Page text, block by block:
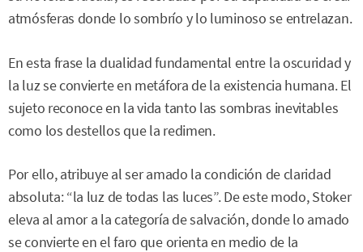
atmósferas donde lo sombrío y lo luminoso se entrelazan.
En esta frase la dualidad fundamental entre la oscuridad y
la luz se convierte en metáfora de la existencia humana. El
sujeto reconoce en la vida tanto las sombras inevitables
como los destellos que la redimen.
Por ello, atribuye al ser amado la condición de claridad
absoluta: “la luz de todas las luces”. De este modo, Stoker
eleva al amor a la categoría de salvación, donde lo amado
se convierte en el faro que orienta en medio de la